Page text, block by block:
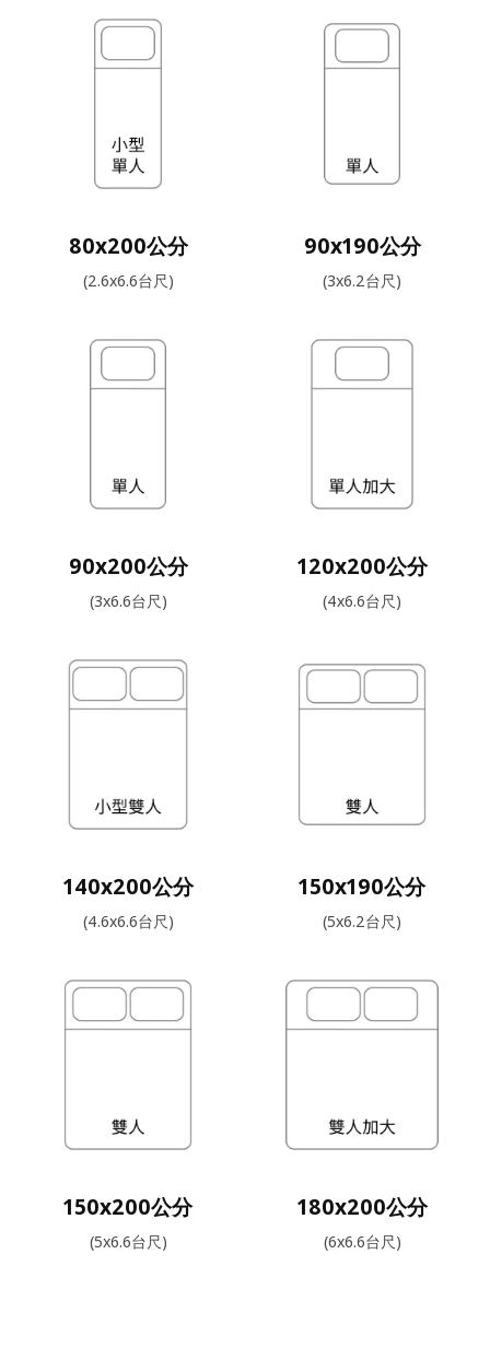
80x200公分
(2.6x6.6台尺)
90x190公分
(3x6.2台尺)
90x200公分
(3x6.6台尺)
120x200公分
(4x6.6台尺)
140x200公分
(4.6x6.6台尺)
150x190公分
(5x6.2台尺)
150x200公分
(5x6.6台尺)
180x200公分
(6x6.6台尺)